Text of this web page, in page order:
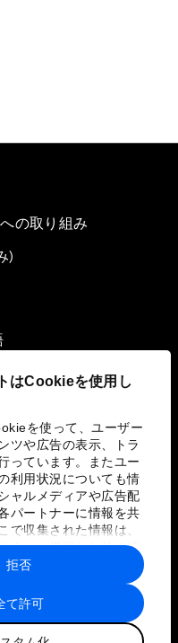
はCookieを使用し
を使って、ユーザー
ツや広告の表示、トラ
っています。またユー
利用状況についても情
ャルメディアや広告配
パートナーに情報を共
で収集された情報は、
ナーに提供した他の情
サービスを使用した際
組み合わされ、各パー
されることがありま
て許可
拒否
の取り組み
)